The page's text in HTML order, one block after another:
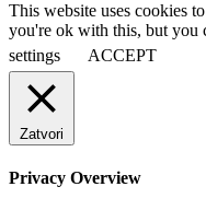
This website uses cookies
you're ok with this, but you
settings
ACCEPT
Zatvori
Privacy Overview